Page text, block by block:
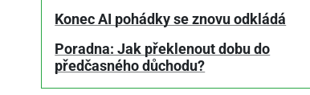
Konec AI pohádky se znovu odkládá
Poradna: Jak překlenout dobu do
předčasného důchodu?